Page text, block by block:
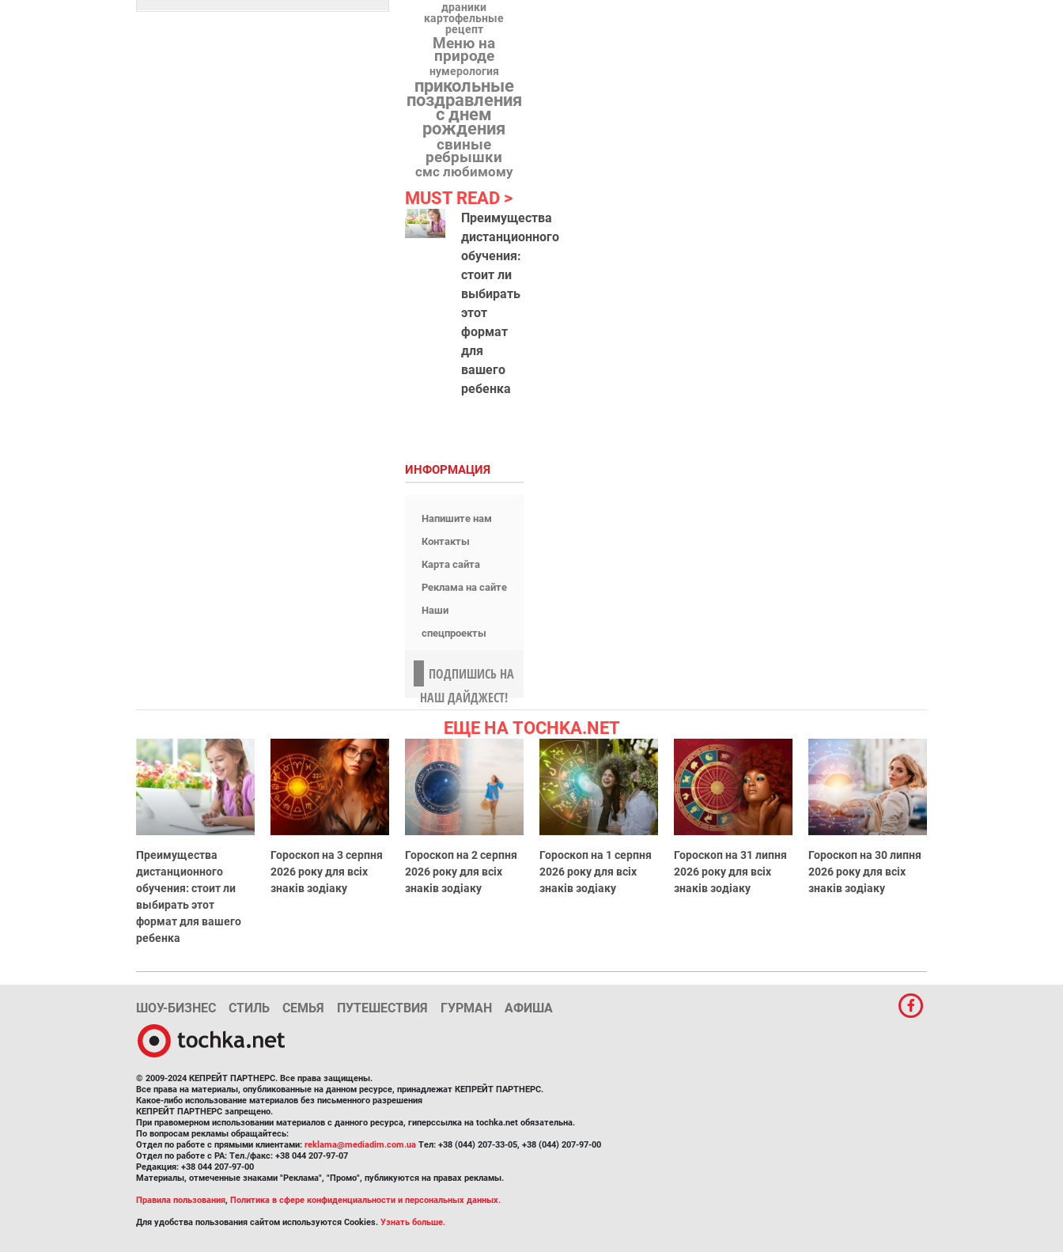
драники
картофельные
рецепт
Меню на
природе
нумерология
прикольные
поздравления
с днем
рождения
свиные
ребрышки
смс любимому
MUST READ
Преимущества
дистанционного
обучения:
стоит ли
выбирать
этот
формат
для
вашего
ребенка
ИНФОРМАЦИЯ
Напишите нам
Контакты
Карта сайта
Реклама на сайте
Наши
спецпроекты
ПОДПИШИСЬ НА
НАШ ДАЙДЖЕСТ!
ЕЩЕ НА TOCHKA.NET
Преимущества
дистанционного
обучения: стоит ли
выбирать этот
формат для вашего
ребенка
Гороскоп на 3 серпня
2026 року для всіх
знаків зодіаку
Гороскоп на 2 серпня
2026 року для всіх
знаків зодіаку
Гороскоп на 1 серпня
2026 року для всіх
знаків зодіаку
Гороскоп на 31 липня
2026 року для всіх
знаків зодіаку
Гороскоп на 30 липня
2026 року для всіх
знаків зодіаку
ШОУ-БИЗНЕС СТИЛЬ СЕМЬЯ ПУТЕШЕСТВИЯ ГУРМАН АФИША
© 2009-2024 КЕПРЕЙТ ПАРТНЕРС. Все права защищены.
Все права на материалы, опубликованные на данном ресурсе, принадлежат КЕПРЕЙТ ПАРТНЕРС.
Какое-либо использование материалов без письменного разрешения
КЕПРЕЙТ ПАРТНЕРС запрещено.
При правомерном использовании материалов с данного ресурса, гиперссылка на tochka.net обязательна.
По вопросам рекламы обращайтесь:
Отдел по работе с прямыми клиентами: reklama@mediadim.com.ua Тел: +38 (044) 207-33-05, +38 (044) 207-97-00
Отдел по работе с РА: Тел./факс: +38 044 207-97-07
Редакция: +38 044 207-97-00
Материалы, отмеченные знаками "Реклама", "Промо", публикуются на правах рекламы.
Правила пользования, Политика в сфере конфиденциальности и персональных данных.
Для удобства пользования сайтом используются Cookies. Узнать больше.